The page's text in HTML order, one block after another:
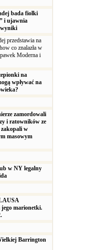
bada fiolki
i ujawnia
wyniki
przedstawia na
co znalazła w
Moderna i
na
wpływać na
zamordowali
i ratowników ze
w
masowym
w NY legalny
marionetki.
Barrington